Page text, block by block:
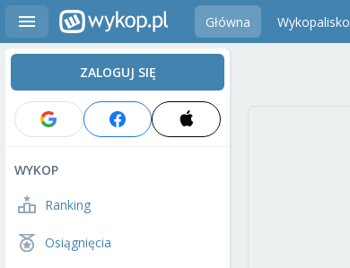
Główna Wykopalisko
ZALOGUJ SIĘ
WYKOP
Ranking
Osiągnięcia